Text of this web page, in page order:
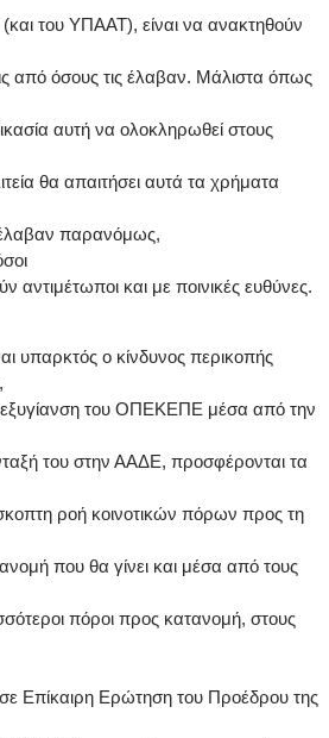
του ΥΠΑΑΤ), είναι να ανακτηθούν
από όσους τις έλαβαν. Μάλιστα όπως
αυτή να ολοκληρωθεί στους
θα απαιτήσει αυτά τα χρήματα
παρανόμως,
και με ποινικές ευθύνες.
υπαρκτός ο κίνδυνος περικοπής
εξυγίανση του ΟΠΕΚΕΠΕ μέσα από την
του στην ΑΑΔΕ, προσφέρονται τα
ροή κοινοτικών πόρων προς τη
που θα γίνει και μέσα από τους
πόροι προς κατανομή, στους
Επίκαιρη Ερώτηση του Προέδρου της